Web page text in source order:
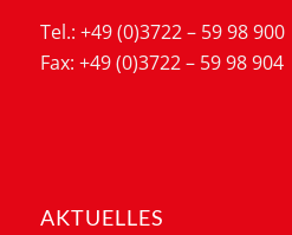
Tel.: +49 (0)3722 – 59 98 900
Fax: +49 (0)3722 – 59 98 904
AKTUELLES